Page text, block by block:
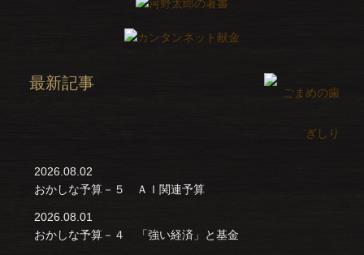
最新記事
2026.08.02
おかしな予算－５ ＡＩ関連予算
2026.08.01
おかしな予算－４ 「強い経済」と基金